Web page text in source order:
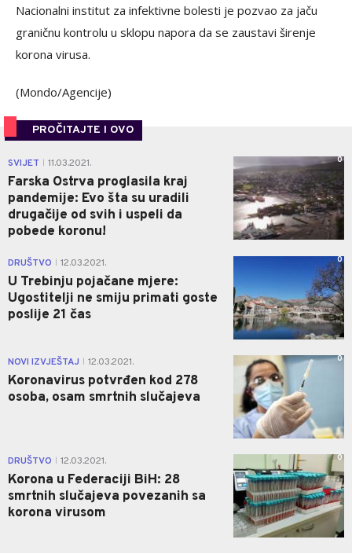
Nacionalni institut za infektivne bolesti je pozvao za jaču
graničnu kontrolu u sklopu napora da se zaustavi širenje
korona virusa.
(Mondo/Agencije)
PROČITAJTE I OVO
SVIJET 11.03.2021.
Farska Ostrva proglasila kraj
pandemije: Evo šta su uradili
drugačije od svih i uspeli da
pobede koronu!
0
DRUŠTVO 12.03.2021.
U Trebinju pojačane mjere:
Ugostitelji ne smiju primati goste
poslije 21 čas
0
NOVI IZVJEŠTAJ 12.03.2021.
Koronavirus potvrđen kod 278
osoba, osam smrtnih slučajeva
0
DRUŠTVO 12.03.2021.
Korona u Federaciji BiH: 28
smrtnih slučajeva povezanih sa
korona virusom
0